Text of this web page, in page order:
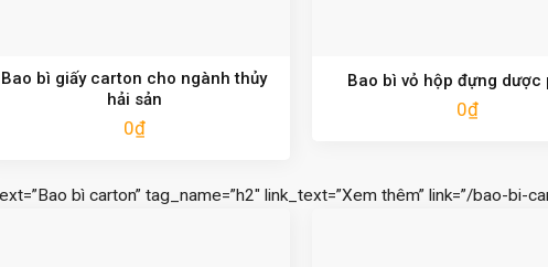
Bao bì giấy carton cho ngành thủy
hải sản
0₫
Bao bì vỏ hộp đựng dược
0₫
bì carton” tag_name=”h2″ link_text=”Xem thêm” link=”/bao-bi-